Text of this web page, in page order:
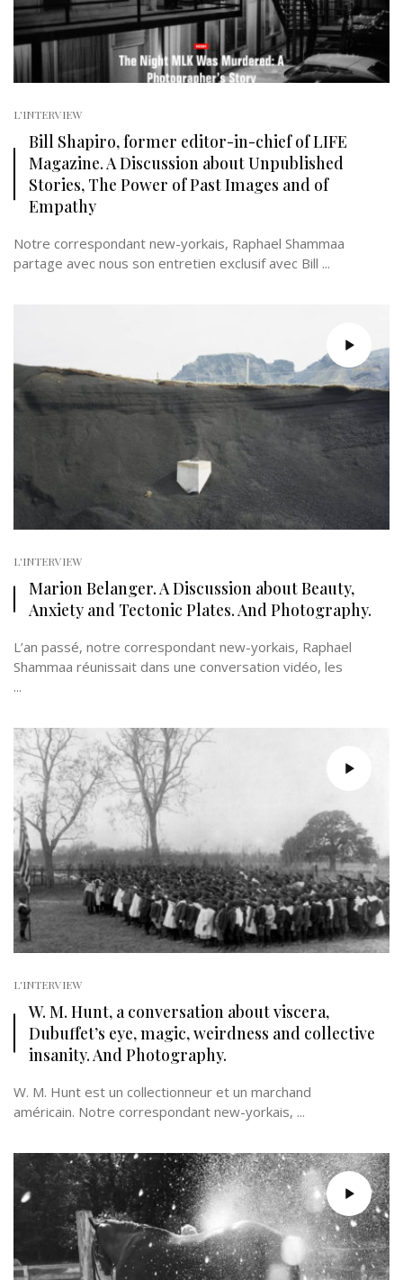
L'INTERVIEW
Bill Shapiro, former editor-in-chief of LIFE
Magazine. A Discussion about Unpublished
Stories, The Power of Past Images and of
Empathy
Notre correspondant new-yorkais, Raphael Shammaa
partage avec nous son entretien exclusif avec Bill ...
L'INTERVIEW
Marion Belanger. A Discussion about Beauty,
Anxiety and Tectonic Plates. And Photography.
L’an passé, notre correspondant new-yorkais, Raphael
Shammaa réunissait dans une conversation vidéo, les
...
L'INTERVIEW
W. M. Hunt, a conversation about viscera,
Dubuffet’s eye, magic, weirdness and collective
insanity. And Photography.
W. M. Hunt est un collectionneur et un marchand
américain. Notre correspondant new-yorkais, ...